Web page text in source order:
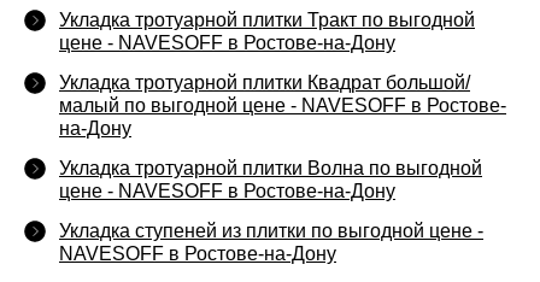
Укладка тротуарной плитки Тракт по выгодной
цене - NAVESOFF в Ростове-на-Дону
Укладка тротуарной плитки Квадрат большой/
малый по выгодной цене - NAVESOFF в Ростове-
на-Дону
Укладка тротуарной плитки Волна по выгодной
цене - NAVESOFF в Ростове-на-Дону
Укладка ступеней из плитки по выгодной цене -
NAVESOFF в Ростове-на-Дону